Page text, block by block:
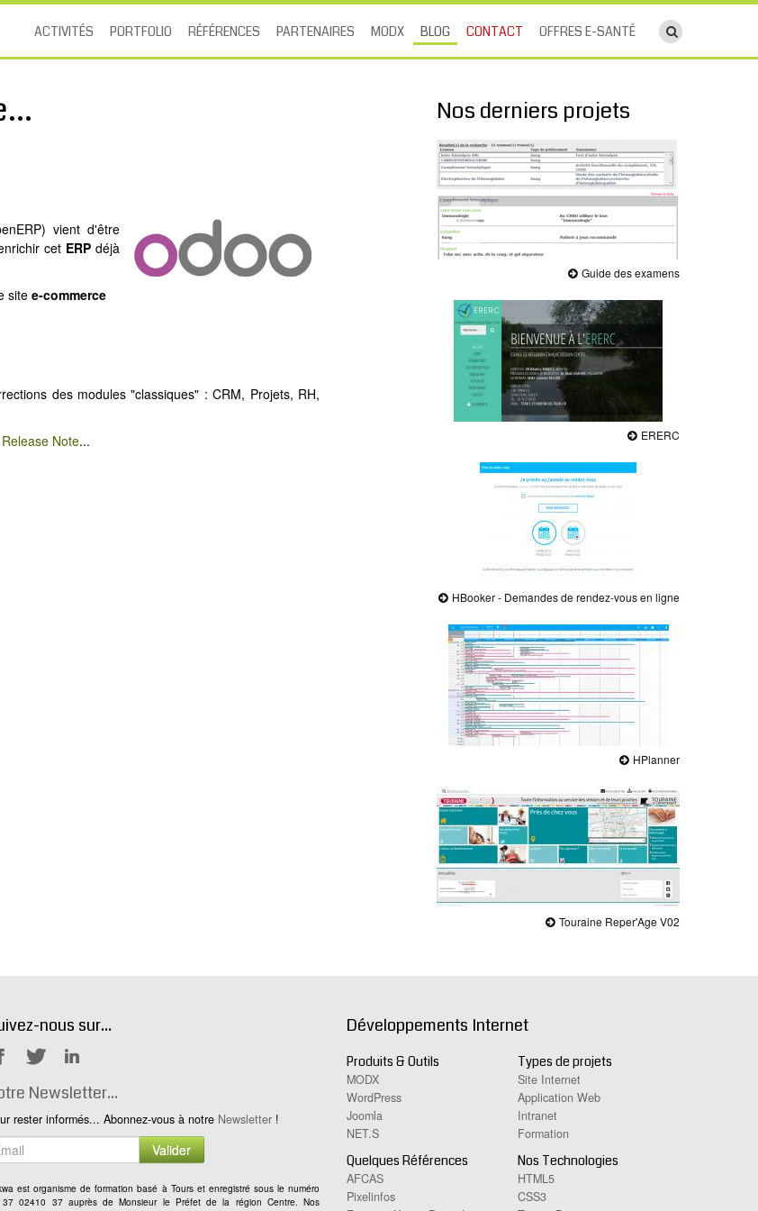
ACTIVITÉS PORTFOLIO RÉFÉRENCES PARTENAIRES MODX BLOG CONTACT OFFRES E-SANTÉ ouvrir le
vient d'être
cet ERP déjà
site e-commerce
des modules "classiques" : CRM, Projets, RH,
Note...
Nos derniers projets
Guide des examens
ERERC
HBooker - Demandes de rendez-vous en ligne
HPlanner
Touraine Reper'Age V02
nous sur...
TwitterLinkedin
Newsletter...
rester informés... Abonnez-vous à notre Newsletter !
Valider
est organisme de formation basé à Tours et enregistré sous le numéro
02410 37 auprès de Monsieur le Préfet de la région Centre. Nos
Développements Internet
Produits & Outils
MODX
WordPress
Joomla
NET.S
Types de projets
Site Internet
Application Web
Intranet
Formation
Quelques Références
AFCAS
Pixelinfos
Nos Technologies
HTML5
CSS3